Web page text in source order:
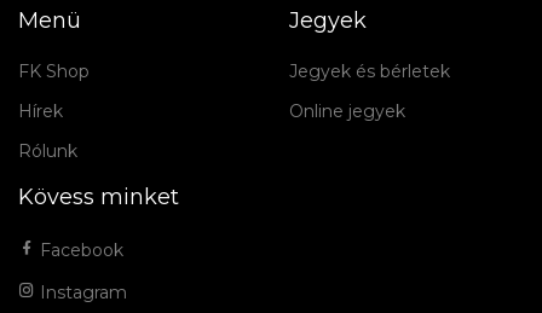
Menü
FK Shop
Hírek
Rólunk
Jegyek
Jegyek és bérletek
Online jegyek
Kövess minket
Facebook
Instagram